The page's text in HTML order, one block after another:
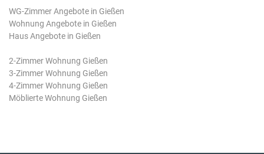
WG-Zimmer Angebote in Gießen
Wohnung Angebote in Gießen
Haus Angebote in Gießen
2-Zimmer Wohnung Gießen
3-Zimmer Wohnung Gießen
4-Zimmer Wohnung Gießen
Möblierte Wohnung Gießen